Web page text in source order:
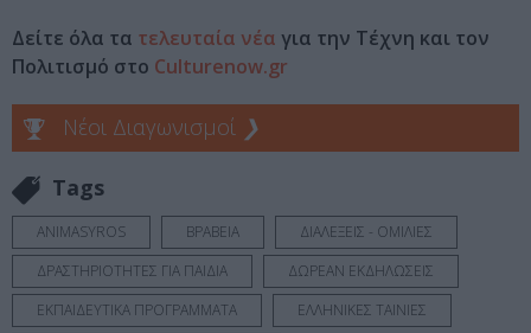
Δείτε όλα τα τελευταία νέα για την Τέχνη και τον
Πολιτισμό στο Culturenow.gr
Νέοι Διαγωνισμοί ❯
Tags
ANIMASYROS ΒΡΑΒΕΙΑ
ΔΙΑΛΕΞΕΙΣ - ΟΜΙΛΙΕΣ
ΔΡΑΣΤΗΡΙΟΤΗΤΕΣ ΓΙΑ ΠΑΙΔΙΑ
ΔΩΡΕΑΝ ΕΚΔΗΛΩΣΕΙΣ
ΕΚΠΑΙΔΕΥΤΙΚΑ ΠΡΟΓΡΑΜΜΑΤΑ
ΕΛΛΗΝΙΚΕΣ ΤΑΙΝΙΕΣ